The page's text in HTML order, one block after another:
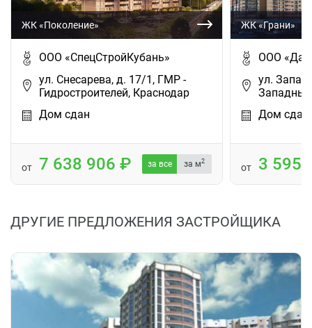
ЖК «Поколение»
ООО «СпецСтройКубань»
ул. Снесарева, д. 17/1, ГМР -
Гидростроителей, Краснодар
Дом сдан
от 7 638 906 за все за м2
ЖК «Грани»
ООО
ул.
Дом сдан
от 3 595
ДРУГИЕ ПРЕДЛОЖЕНИЯ ЗАСТРОЙЩИКА